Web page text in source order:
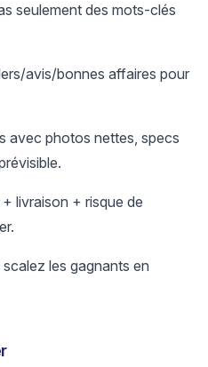
seulement des mots-clés
avis/bonnes affaires pour
avec photos nettes, specs
livraison + risque de
les gagnants en